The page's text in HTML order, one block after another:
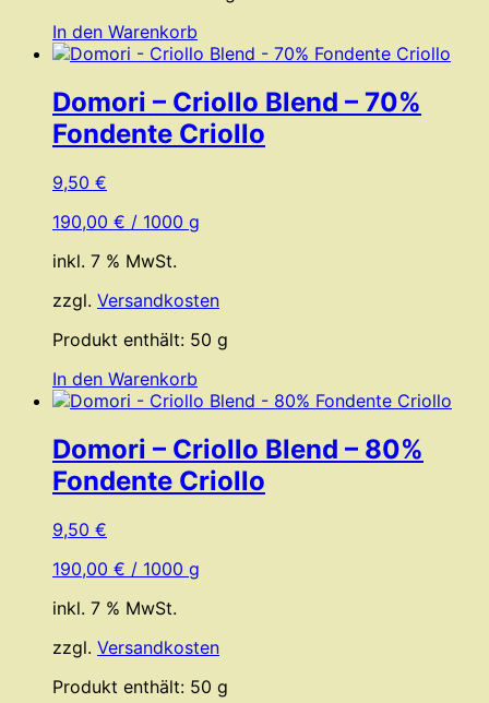
In den Warenkorb
Domori – Criollo Blend – 70%
Fondente Criollo
9,50 €
190,00 € / 1000 g
inkl. 7 % MwSt.
zzgl. Versandkosten
Produkt enthält: 50 g
In den Warenkorb
Domori – Criollo Blend – 80%
Fondente Criollo
9,50 €
190,00 € / 1000 g
inkl. 7 % MwSt.
zzgl. Versandkosten
Produkt enthält: 50 g